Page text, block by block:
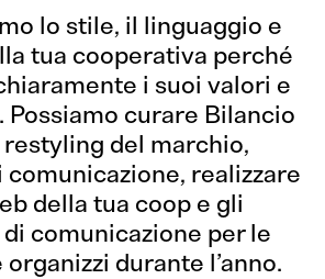
Comunicazione Web
lo stile, il linguaggio e
tua cooperativa perché
i suoi valori e
Possiamo curare Bilancio
restyling del marchio,
comunicazione, realizzare
della tua coop e gli
comunicazione per le
durante l’anno.